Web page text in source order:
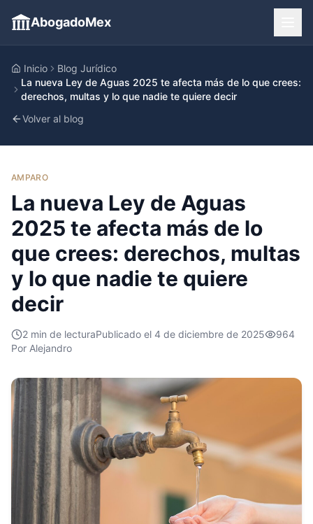
AbogadoMex
Inicio
Blog Jurídico
La nueva Ley de Aguas 2025 te afecta más de lo que crees:
derechos, multas y lo que nadie te quiere decir
Volver al blog
AMPARO
La nueva Ley de Aguas
2025 te afecta más de lo
que crees: derechos, multas
y lo que nadie te quiere
decir
2 min de lecturaPublicado el 4 de diciembre de 2025
964
Por Alejandro